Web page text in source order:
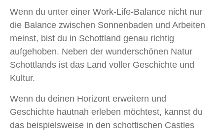
Wenn du unter einer Work‑Life‑Balance nicht nur
die Balance zwischen Sonnenbaden und Arbeiten
meinst, bist du in Schottland genau richtig
aufgehoben. Neben der wunderschönen Natur
Schottlands ist das Land voller Geschichte und
Kultur.
Wenn du deinen Horizont erweitern und
Geschichte hautnah erleben möchtest, kannst du
das beispielsweise in den schottischen Castles